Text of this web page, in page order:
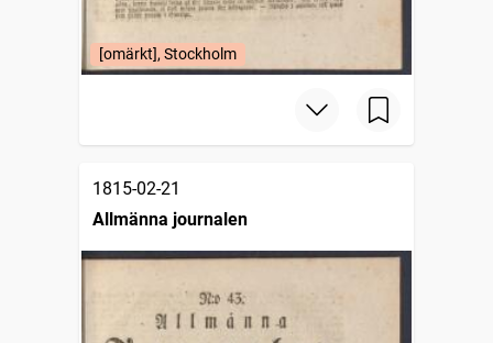
[omärkt], Stockholm
1815-02-21
Allmänna journalen